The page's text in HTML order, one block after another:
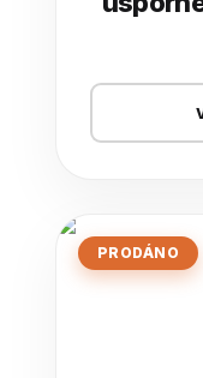
PRODÁNO